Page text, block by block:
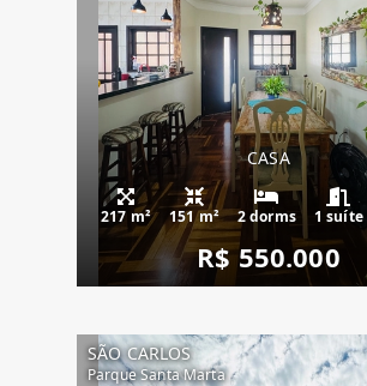
CASA
217 m² 151 m² 2 dorms 1 suíte
R$ 550.000
SÃO CARLOS
Parque Santa Marta